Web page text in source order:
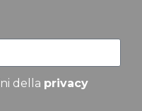
della privacy